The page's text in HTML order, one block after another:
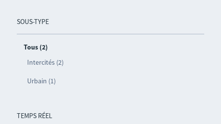
SOUS-TYPE
Tous (2)
Intercités (2)
Urbain (1)
TEMPS RÉEL